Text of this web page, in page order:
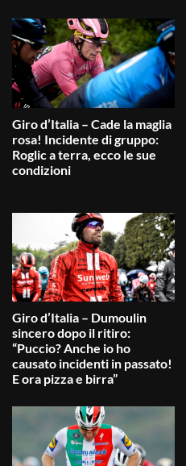
Giro d’Italia – Cade la maglia
rosa! Incidente di gruppo:
Roglic a terra, ecco le sue
condizioni
Giro d’Italia – Dumoulin
sincero dopo il ritiro:
“Puccio? Anche io ho
causato incidenti in passato!
E ora pizza e birra”